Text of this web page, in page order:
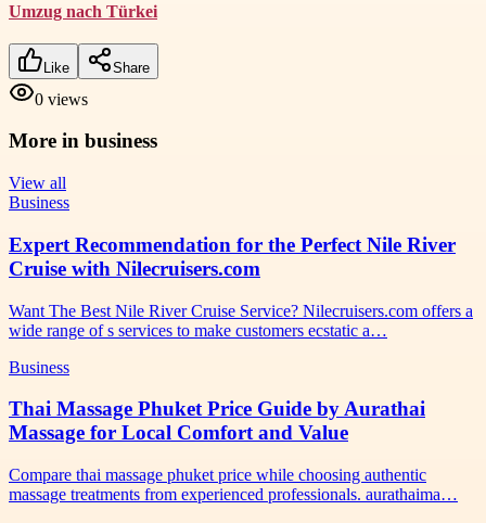
Umzug nach Türkei
Like Share
0 views
More in business
View all
Business
Expert Recommendation for the Perfect Nile River
Cruise with Nilecruisers.com
Want The Best Nile River Cruise Service? Nilecruisers.com offers a
wide range of s services to make customers ecstatic a…
Business
Thai Massage Phuket Price Guide by Aurathai
Massage for Local Comfort and Value
Compare thai massage phuket price while choosing authentic
massage treatments from experienced professionals. aurathaima…